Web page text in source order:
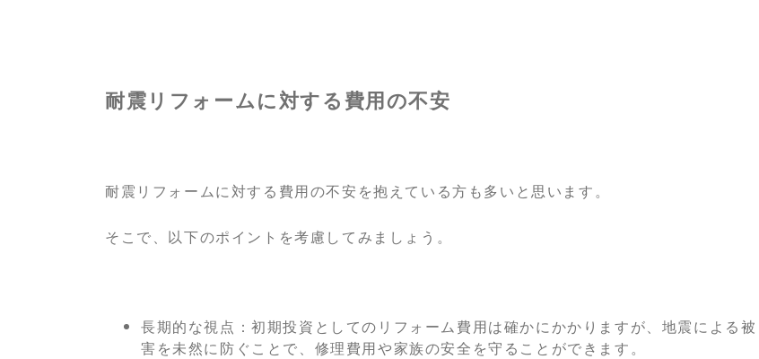
耐震リフォームに対する費用の不安
耐震リフォームに対する費用の不安を抱えている方も多いと思います。
そこで、以下のポイントを考慮してみましょう。
長期的な視点：初期投資としてのリフォーム費用は確かにかかりますが、地震による被
害を未然に防ぐことで、修理費用や家族の安全を守ることができます。